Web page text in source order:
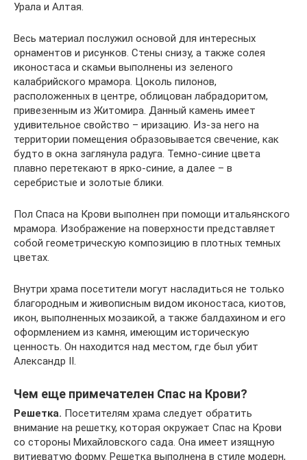
Урала и Алтая.
Весь материал послужил основой для интересных
орнаментов и рисунков. Стены снизу, а также солея
иконостаса и скамьи выполнены из зеленого
калабрийского мрамора. Цоколь пилонов,
расположенных в центре, облицован лабрадоритом,
привезенным из Житомира. Данный камень имеет
удивительное свойство – иризацию. Из-за него на
территории помещения образовывается свечение, как
будто в окна заглянула радуга. Темно-синие цвета
плавно перетекают в ярко-синие, а далее – в
серебристые и золотые блики.
Пол Спаса на Крови выполнен при помощи итальянского
мрамора. Изображение на поверхности представляет
собой геометрическую композицию в плотных темных
цветах.
Внутри храма посетители могут насладиться не только
благородным и живописным видом иконостаса, киотов,
икон, выполненных мозаикой, а также балдахином и его
оформлением из камня, имеющим историческую
ценность. Он находится над местом, где был убит
Александр II.
Чем еще примечателен Спас на Крови?
Решетка. Посетителям храма следует обратить
внимание на решетку, которая окружает Спас на Крови
со стороны Михайловского сада. Она имеет изящную
витиеватую форму. Решетка выполнена в стиле модерн,